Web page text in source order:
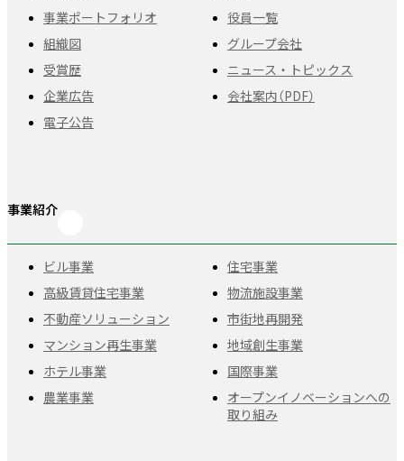
事業ポートフォリオ 役員一覧
組織図 グループ会社
受賞歴 ニュース・トピックス
企業広告 会社案内（PDF）
電子公告
事業紹介
ビル事業 住宅事業
高級賃貸住宅事業 物流施設事業
不動産ソリューション 市街地再開発
マンション再生事業 地域創生事業
ホテル事業 国際事業
農業事業
オープンイノベーションへの
取り組み